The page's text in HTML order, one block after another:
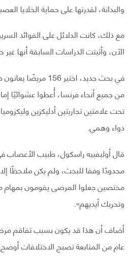
والبدانة، لقدرتها على حماية الخلايا
مع ذلك، كانت الدلائل على الفوائد
الآن، وأثبتت الدراسات السابقة أنها
في بحث جديد، اختير
من جميع أنحاء فرنسا، أُعطوا عشوائيًا
تحت علامتين تجاريتين أدليكزين
دواء وهمي.
قال أوليفييه راسكول، طبيب الأعصاب
محدودًا وفقا للبحث، ولم يكن ملاحظًا
مختصين جعلوا المرضى يقومون
وتحريك أيديهم».
أضاف أن هذا قد يكون بسبب تفاقم
عام من المتابعة تصبح الاختلافات